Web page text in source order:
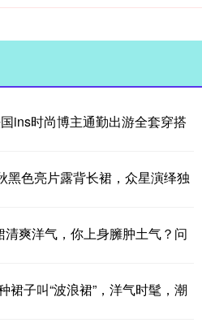
ins时尚博主通勤出游全套穿搭
黑色亮片露背长裙，众星演绎独
爽洋气，你上身臃肿土气？问
裙子叫“波浪裙”，洋气时髦，潮